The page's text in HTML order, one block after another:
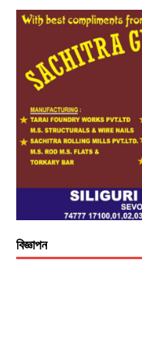
বিজ্ঞাপন